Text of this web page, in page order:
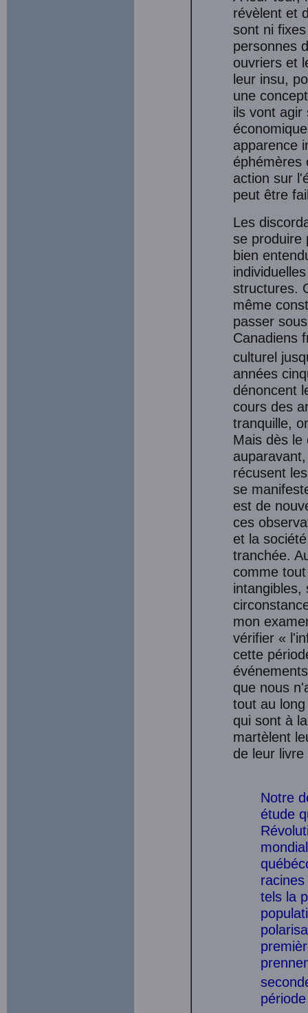
révèlent et
sont ni
personnes
ouvriers et
leur insu,
une
ils vont agir
apparence
éphémères
action sur
peut être
Les
se produire
bien
structures.
même
passer
Canadiens
culturel
années
dénoncent
cours des
tranquille,
Mais dès le
récusent
se
est de
ces
et la
tranchée.
comme
intangibles,
mon
vérifier «
cette
que nous
tout au
qui sont à
martèlent
de leur livre
Notre
étude
tels la